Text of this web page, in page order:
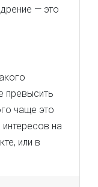
— это
превысить
чаще это
на
или в